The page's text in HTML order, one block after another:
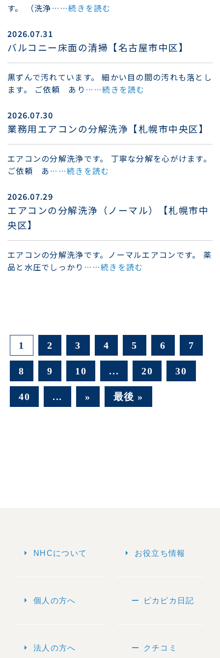
す。 （洗浄……続きを読む
2026.07.31
バルコニー床面の清掃【名古屋市中区】
黒ずんで汚れています。 細かい目の間の汚れも落とし
ます。 ご依頼 あり ……続きを読む
2026.07.30
業務用エアコンの分解洗浄【札幌市中央区】
エアコンの分解洗浄です。 丁寧な分解を心がけます。
ご依頼 あ……続きを読む
2026.07.29
エアコンの分解洗浄（ノーマル）【札幌市中
央区】
エアコンの分解洗浄です。ノーマルエアコンです。 薬
品と水圧でしっかり ……続きを読む
1 2 3 4 5 6 7
8 9 10 ... 20 30
40 ... » 最後 »
arrow_right NHCについて
arrow_right 個人の方へ
arrow_right 法人の方へ
arrow_right お役立ち情報
remove ピカピカ日記
remove クチコミ